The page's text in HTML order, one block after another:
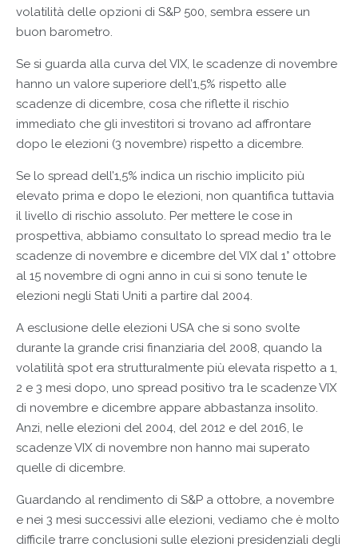
volatilità delle opzioni di S&P 500, sembra essere un
buon barometro.
Se si guarda alla curva del VIX, le scadenze di novembre
hanno un valore superiore dell’1,5% rispetto alle
scadenze di dicembre, cosa che riflette il rischio
immediato che gli investitori si trovano ad affrontare
dopo le elezioni (3 novembre) rispetto a dicembre.
Se lo spread dell’1,5% indica un rischio implicito più
elevato prima e dopo le elezioni, non quantifica tuttavia
il livello di rischio assoluto. Per mettere le cose in
prospettiva, abbiamo consultato lo spread medio tra le
scadenze di novembre e dicembre del VIX dal 1° ottobre
al 15 novembre di ogni anno in cui si sono tenute le
elezioni negli Stati Uniti a partire dal 2004.
A esclusione delle elezioni USA che si sono svolte
durante la grande crisi finanziaria del 2008, quando la
volatilità spot era strutturalmente più elevata rispetto a 1,
2 e 3 mesi dopo, uno spread positivo tra le scadenze VIX
di novembre e dicembre appare abbastanza insolito.
Anzi, nelle elezioni del 2004, del 2012 e del 2016, le
scadenze VIX di novembre non hanno mai superato
quelle di dicembre.
Guardando al rendimento di S&P a ottobre, a novembre
e nei 3 mesi successivi alle elezioni, vediamo che è molto
difficile trarre conclusioni sulle elezioni presidenziali degli